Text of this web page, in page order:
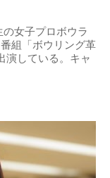
女子プロボウラ
組「ボウリング革
演している。キャ